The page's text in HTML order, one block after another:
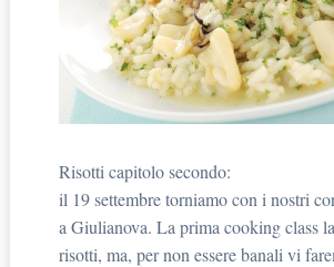
Risotti capitolo secondo:
il 19 settembre torniamo con i nostri
a Giulianova. La prima cooking class
risotti, ma, per non essere banali vi